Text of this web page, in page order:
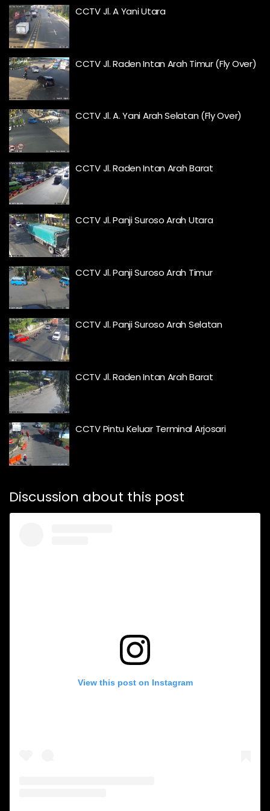
CCTV Jl. A Yani Utara
CCTV Jl. Raden Intan Arah Timur (Fly Over)
CCTV Jl. A. Yani Arah Selatan (Fly Over)
CCTV Jl. Raden Intan Arah Barat
CCTV Jl. Panji Suroso Arah Utara
CCTV Jl. Panji Suroso Arah Timur
CCTV Jl. Panji Suroso Arah Selatan
CCTV Jl. Raden Intan Arah Barat
CCTV Pintu Keluar Terminal Arjosari
Discussion about this post
View this post on Instagram